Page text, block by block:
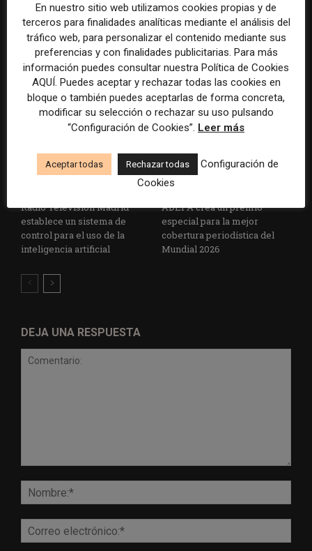
La Marea cierra 2025 con
superávit, pero su
cooperativa pierde 38.542
euros
El Premio Gabo 2026
reconoce cinco historias de
Brasil, España y El Salvador
sobre el poder, la memoria y
la violencia
Radio Televisión Madrid
establece un sistema de
control para el uso de la
inteligencia artificial
ADEPA crea un premio
especial para la mejor
cobertura periodística del
Mundial 2026
DEJA UNA RESPUESTA
En nuestro sitio web utilizamos cookies propias y de
terceros para finalidades analíticas mediante el análisis del
tráfico web, para personalizar el contenido mediante sus
preferencias y con finalidades publicitarias. Para más
información puedes consultar nuestra Política de Cookies
AQUÍ. Puedes aceptar y rechazar todas las cookies en
bloque o también puedes aceptarlas de forma concreta,
modificar su selección o rechazar su uso pulsando
“Configuración de Cookies”. Leer más
Aceptar todas Rechazar todas
Configuración de
Cookies